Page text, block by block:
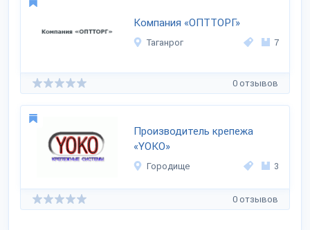
Компания «ОПТТОРГ»
Таганрог 7
0 отзывов
Производитель крепежа
«YOKO»
Городище 3
0 отзывов